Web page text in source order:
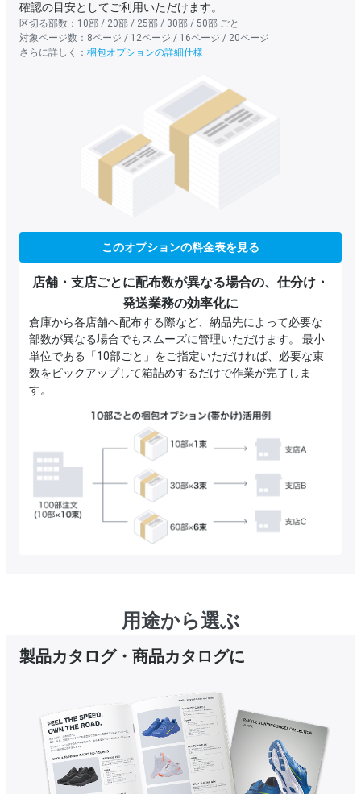
確認の目安としてご利用いただけます。
区切る部数： 10部 / 20部 / 25部 / 30部 / 50部 ごと
対象ページ数： 8ページ / 12ページ / 16ページ / 20ページ
さらに詳しく： 梱包オプションの詳細仕様
このオプションの料金表を見る
店舗・支店ごとに配布数が異なる場合の、仕分け・
発送業務の効率化に
倉庫から各店舗へ配布する際など、納品先によって必要な
部数が異なる場合でもスムーズに管理いただけます。 最小
単位である「10部ごと」をご指定いただければ、必要な束
数をピックアップして箱詰めするだけで作業が完了しま
す。
用途から選ぶ
製品カタログ・商品カタログに